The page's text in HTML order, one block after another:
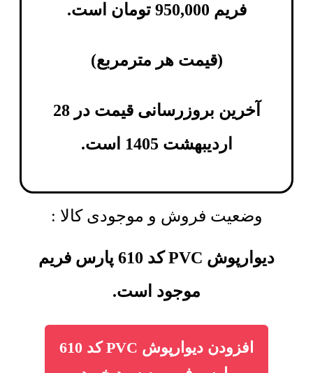
فریم 950,000 تومان است.
(قیمت هر مترمربع)
آخرین بروزرسانی قیمت در 28
اردیبهشت 1405 است.
وضعیت فروش و موجودی کالا :
دیوارپوش PVC کد 610 پارس فریم
موجود است.
افزودن دیوارپوش PVC کد 610